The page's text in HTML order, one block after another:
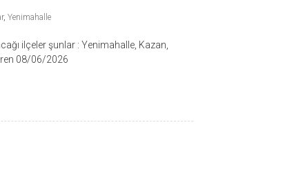
, Yenimahalle
ilçeler şunlar : Yenimahalle, Kazan,
08/06/2026